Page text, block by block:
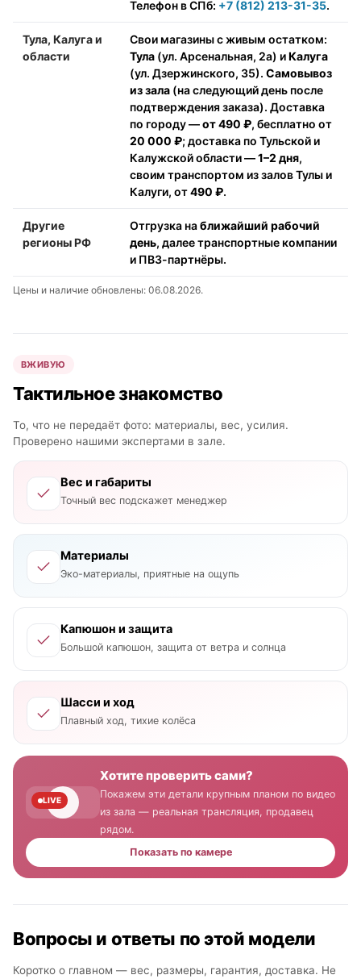
Телефон в СПб: +7 (812) 213-31-35.
Тула, Калуга и
области
Свои магазины с живым остатком:
Тула (ул. Арсенальная, 2а) иКалуга
(ул. Дзержинского, 35). Самовывоз
из зала (на следующий день после
подтверждения заказа). Доставка
по городу —от 490 ₽, бесплатно от
20 000 ₽; доставка по Тульской и
Калужской области —1–2 дня,
своим транспортом из залов Тулы и
Калуги, от490 ₽.
Другие
регионы РФ
Отгрузка наближайший рабочий
день, далее транспортные компании
и ПВЗ-партнёры.
Цены и наличие обновлены: 06.08.2026.
ВЖИВУЮ
Тактильное знакомство
То, что не передаёт фото: материалы, вес, усилия.
Проверено нашими экспертами в зале.
Вес и габариты
Точный вес подскажет менеджер
Материалы
Эко-материалы, приятные на ощупь
Капюшон и защита
Большой капюшон, защита от ветра и солнца
Шасси и ход
Плавный ход, тихие колёса
LIVE
Хотите проверить сами?
Покажем эти детали крупным планом по видео
из зала — реальная трансляция, продавец
рядом.
Показать по камере
Вопросы и ответы по этой модели
Коротко о главном — вес, размеры, гарантия, доставка. Не